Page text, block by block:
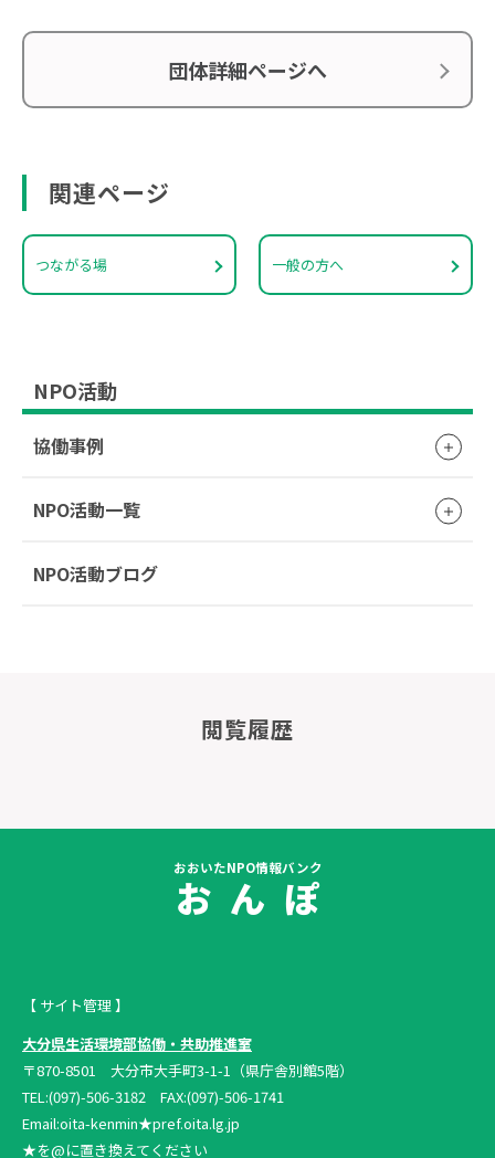
団体詳細ページへ
関連ページ
つながる場 一般の方へ
NPO活動
協働事例
NPO活動一覧
NPO活動ブログ
閲覧履歴
おおいたNPO情報バンク
お ん ぽ
【 サイト管理 】
大分県生活環境部協働・共助推進室
〒870-8501 大分市大手町3-1-1（県庁舎別館5階）
TEL:(097)-506-3182 FAX:(097)-506-1741
Email:oita-kenmin★pref.oita.lg.jp
★を@に置き換えてください